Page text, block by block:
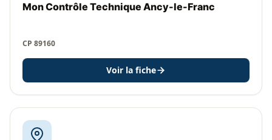
Mon Contrôle Technique Ancy-le-Franc
CP 89160
Voir la fiche